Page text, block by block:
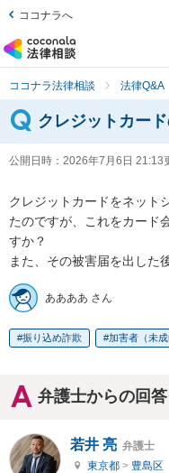
ココナラへ
ココナラ法律相談 法律Q&A
クレジットカー
公開日時： 2026年7月6日 21:13
クレジットカードをネット
たのですが、これをカード
すか？
また、その被害届を出した
ああああ さん
振り込め詐欺 加害者（未成
弁護士からの回
若井 亮 弁護士
東京都 > 豊島区